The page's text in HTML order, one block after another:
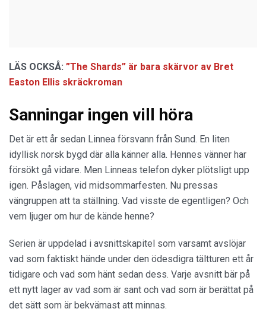
LÄS OCKSÅ: ”The Shards” är bara skärvor av Bret
Easton Ellis skräckroman
Sanningar ingen vill höra
Det är ett år sedan Linnea försvann från Sund. En liten
idyllisk norsk bygd där alla känner alla. Hennes vänner har
försökt gå vidare. Men Linneas telefon dyker plötsligt upp
igen. Påslagen, vid midsommarfesten. Nu pressas
vängruppen att ta ställning. Vad visste de egentligen? Och
vem ljuger om hur de kände henne?
Serien är uppdelad i avsnittskapitel som varsamt avslöjar
vad som faktiskt hände under den ödesdigra tältturen ett år
tidigare och vad som hänt sedan dess. Varje avsnitt bär på
ett nytt lager av vad som är sant och vad som är berättat på
det sätt som är bekvämast att minnas.